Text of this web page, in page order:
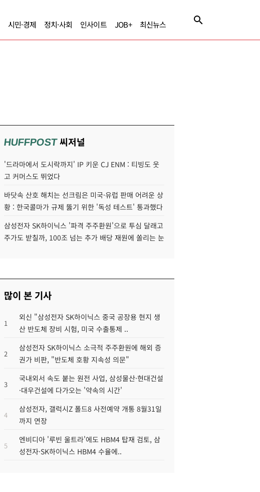
시민·경제 정치·사회 인사이트 JOB+ 최신뉴스
HUFFPOST씨저널
'드라마에서 도시락까지' IP 키운 CJ ENM : 티빙도 웃
고 커머스도 뛰었다
바닷속 산호 해치는 선크림은 미국·유럽 판매 어려운 상
황 : 한국콜마가 규제 뚫기 위한 '독성 테스트' 통과했다
삼성전자 SK하이닉스 '파격 주주환원'으로 투심 달래고
주가도 받칠까, 100조 넘는 추가 배당 재원에 쏠리는 눈
많이 본 기사
1
외신 "삼성전자 SK하이닉스 중국 공장용 현지 생
산 반도체 장비 시험, 미국 수출통제 ..
2
삼성전자 SK하이닉스 소극적 주주환원에 해외 증
권가 비판, "반도체 호황 지속성 의문"
3
국내외서 속도 붙는 원전 사업, 삼성물산·현대건설
·대우건설에 다가오는 '약속의 시간'
4
삼성전자, 갤럭시Z 폴드8 사전예약 개통 8월31일
까지 연장
5
엔비디아 '루빈 울트라'에도 HBM4 탑재 검토, 삼
성전자·SK하이닉스 HBM4 수율에..